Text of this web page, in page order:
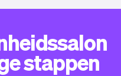
stappen